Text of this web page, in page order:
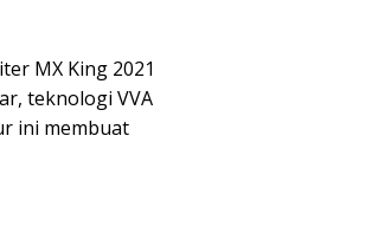
MX King 2021
teknologi VVA
ini membuat